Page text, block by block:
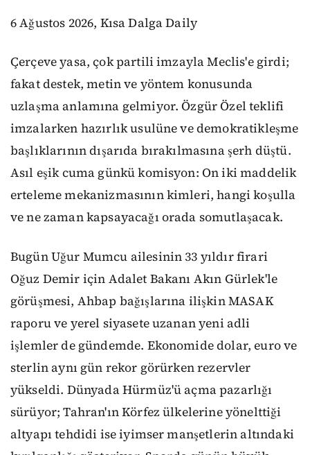
6 Ağustos 2026, Kısa Dalga Daily
Çerçeve yasa, çok partili imzayla Meclis'e girdi;
fakat destek, metin ve yöntem konusunda
uzlaşma anlamına gelmiyor. Özgür Özel teklifi
imzalarken hazırlık usulüne ve demokratikleşme
başlıklarının dışarıda bırakılmasına şerh düştü.
Asıl eşik cuma günkü komisyon: On iki maddelik
erteleme mekanizmasının kimleri, hangi koşulla
ve ne zaman kapsayacağı orada somutlaşacak.
Bugün Uğur Mumcu ailesinin 33 yıldır firari
Oğuz Demir için Adalet Bakanı Akın Gürlek'le
görüşmesi, Ahbap bağışlarına ilişkin MASAK
raporu ve yerel siyasete uzanan yeni adli
işlemler de gündemde. Ekonomide dolar, euro ve
sterlin aynı gün rekor görürken rezervler
yükseldi. Dünyada Hürmüz'ü açma pazarlığı
sürüyor; Tahran'ın Körfez ülkelerine yönelttiği
altyapı tehdidi ise iyimser manşetlerin altındaki